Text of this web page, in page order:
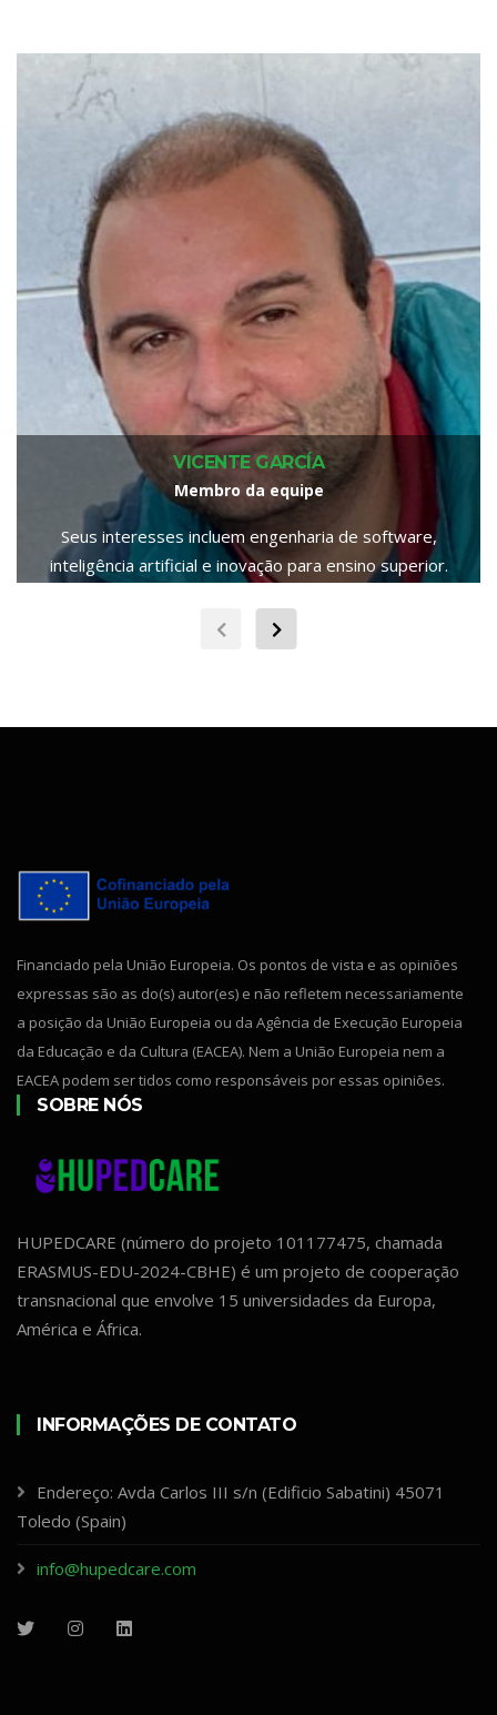
VICENTE GARCÍA
Membro da equipe
Seus interesses incluem engenharia de software,
inteligência artificial e inovação para ensino superior.
Financiado pela União Europeia. Os pontos de vista e as opiniões
expressas são as do(s) autor(es) e não refletem necessariamente
a posição da União Europeia ou da Agência de Execução Europeia
da Educação e da Cultura (EACEA). Nem a União Europeia nem a
EACEA podem ser tidos como responsáveis por essas opiniões.
SOBRE NÓS
HUPEDCARE (número do projeto 101177475, chamada
ERASMUS-EDU-2024-CBHE) é um projeto de cooperação
transnacional que envolve 15 universidades da Europa,
América e África.
INFORMAÇÕES DE CONTATO
Endereço: Avda Carlos III s/n (Edificio Sabatini) 45071
Toledo (Spain)
info@hupedcare.com